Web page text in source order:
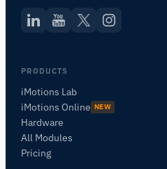
PRODUCTS
iMotions Lab
iMotions Online NEW
Hardware
All Modules
Pricing